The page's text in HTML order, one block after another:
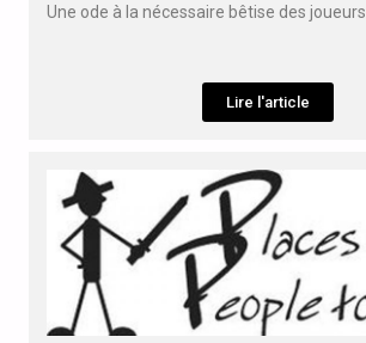
Une ode à la nécessaire bêtise des joueurs.
Lire l'article